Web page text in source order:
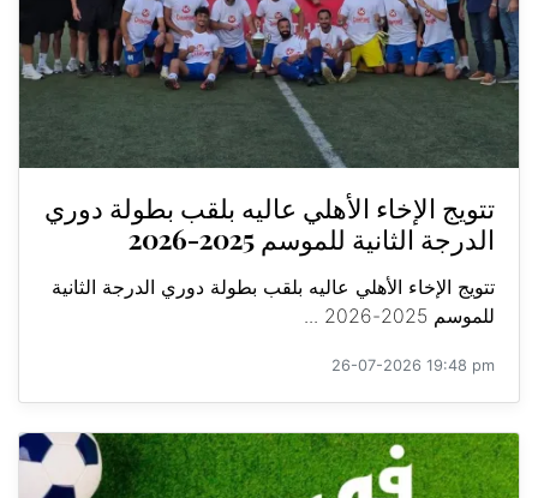
تتويج الإخاء الأهلي عاليه بلقب بطولة دوري
الدرجة الثانية للموسم 2025-2026
تتويج الإخاء الأهلي عاليه بلقب بطولة دوري الدرجة الثانية
للموسم 2025-2026 ...
26-07-2026 19:48 pm